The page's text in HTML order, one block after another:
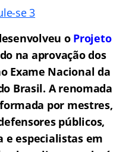
o Projeto
na aprovação dos
Exame Nacional da
Brasil. A renomada
por mestres,
públicos,
e especialistas em